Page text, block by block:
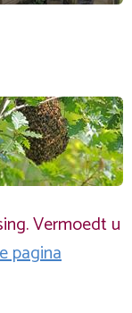
Vermoedt u
pagina